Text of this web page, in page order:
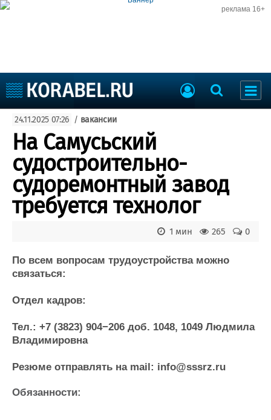
реклама 16+
Судоходство
Судоремонт
События
Порты
Рыболовство
ВМФ
Образование
Яхты и катера
Еще
Пульс
Новости
Репутация
Крюинг
Журнал
Доска объявлений
Услуги
Конференции
24.11.2025 07:26 / вакансии
На Самусьский
судостроительно-
судоремонтный завод
требуется технолог
0
265
1 мин
По всем вопросам трудоустройства можно
связаться:
Отдел кадров:
Тел.: +7 (3823) 904−206 доб. 1048, 1049 Людмила
Владимировна
Резюме отправлять на mail: info@sssrz.ru
Обязанности: